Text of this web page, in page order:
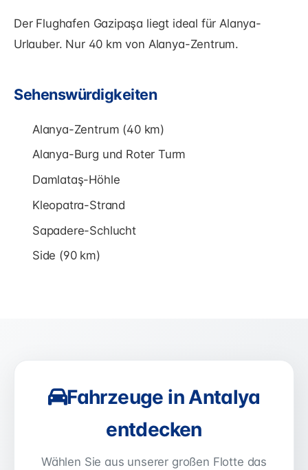
Der Flughafen Gazipaşa liegt ideal für Alanya-
Urlauber. Nur 40 km von Alanya-Zentrum.
Sehenswürdigkeiten
Alanya-Zentrum (40 km)
Alanya-Burg und Roter Turm
Damlataş-Höhle
Kleopatra-Strand
Sapadere-Schlucht
Side (90 km)
Fahrzeuge in Antalya
entdecken
Wählen Sie aus unserer großen Flotte das